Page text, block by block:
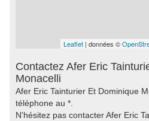
Leaflet | données ©
Contactez Afer Eric
Monacelli
Afer Eric Tainturier Et Dominique
téléphone au *.
N'hésitez pas contacter Afer Eric